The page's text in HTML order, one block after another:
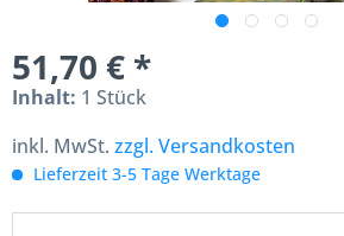
51,70 € *
Inhalt: 1 Stück
inkl. MwSt. zzgl. Versandkosten
Lieferzeit 3-5 Tage Werktage